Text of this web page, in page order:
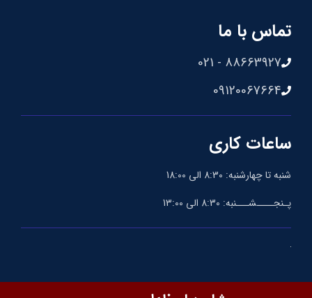
تماس با ما
88663927 - 021
09120067664
ساعات کاری
شنبه تا چهارشنبه: 8:30 الی 18:00
پـنجــــشـــنبه: 8:30 الی 13:00